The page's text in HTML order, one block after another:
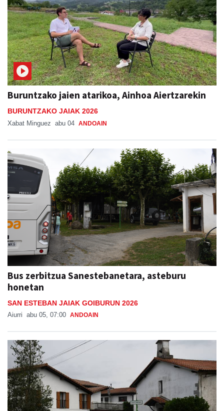
Buruntzako jaien atarikoa, Ainhoa Aiertzarekin
BURUNTZAKO JAIAK 2026
Xabat Minguez abu 04 ANDOAIN
Bus zerbitzua Sanestebanetara, asteburu
honetan
SAN ESTEBAN JAIAK GOIBURUN 2026
Aiurri abu 05, 07:00 ANDOAIN